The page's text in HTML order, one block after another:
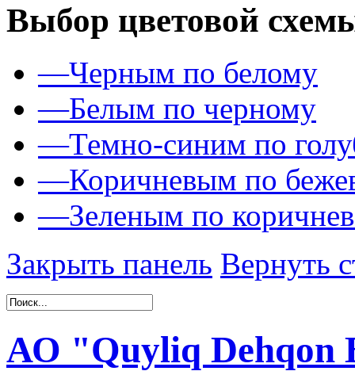
Выбор цветовой
—Черным по белому
—Белым по черному
—Темно-синим по
—Коричневым по
—Зеленым по
Закрыть панель Вернуть
АО "Quyliq Dehqon